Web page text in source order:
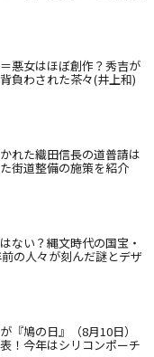
悪女はほぼ創作？秀吉が
負わされた茶々(井上和)
れた織田信長の道普請は
街道整備の施策を紹介
ない？縄文時代の国宝・
の人々が刻んだ謎とデザ
『鳩の日』（8月10日）
！今年はシリコンポーチ